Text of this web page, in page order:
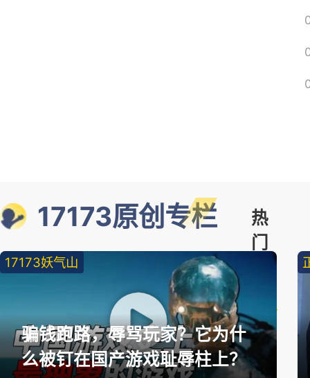
17173原创专栏
热
门
17173妖气山
骗钱跑路，辱骂玩家？它为什
么被钉在国产游戏耻辱柱上？